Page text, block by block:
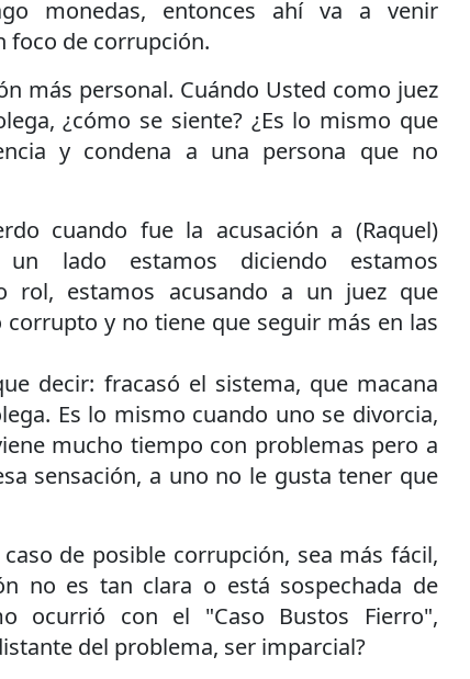
monedas, entonces ahí va a venir
foco de corrupción.
más personal. Cuándo Usted como juez
¿cómo se siente? ¿Es lo mismo que
y condena a una persona que no
cuando fue la acusación a (Raquel)
lado estamos diciendo estamos
rol, estamos acusando a un juez que
y no tiene que seguir más en las
decir: fracasó el sistema, que macana
Es lo mismo cuando uno se divorcia,
mucho tiempo con problemas pero a
sensación, a uno no le gusta tener que
de posible corrupción, sea más fácil,
no es tan clara o está sospechada de
ocurrió con el "Caso Bustos Fierro",
del problema, ser imparcial?